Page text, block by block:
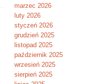
marzec 2026
luty 2026
styczeń 2026
grudzień 2025
listopad 2025
październik 2025
wrzesień 2025
sierpień 2025